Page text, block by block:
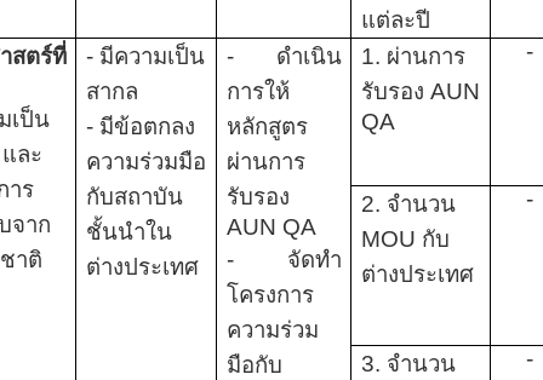
แต่ละปี
สตร์ที่
เป็น
ละ
าร
จาก
าติ
- มีความเป็น
สากล
- มีข้อตกลง
ความร่วมมือ
กับสถาบัน
ชั้นนำใน
ต่างประเทศ
- ดำเนิน
การให้
หลักสูตร
ผ่านการ
รับรอง
AUN QA
- จัดทำ
โครงการ
ความร่วม
มือกับ
1. ผ่านการ
รับรอง AUN
QA
-
2. จำนวน
MOU กับ
ต่างประเทศ
-
3. จำนวน
-